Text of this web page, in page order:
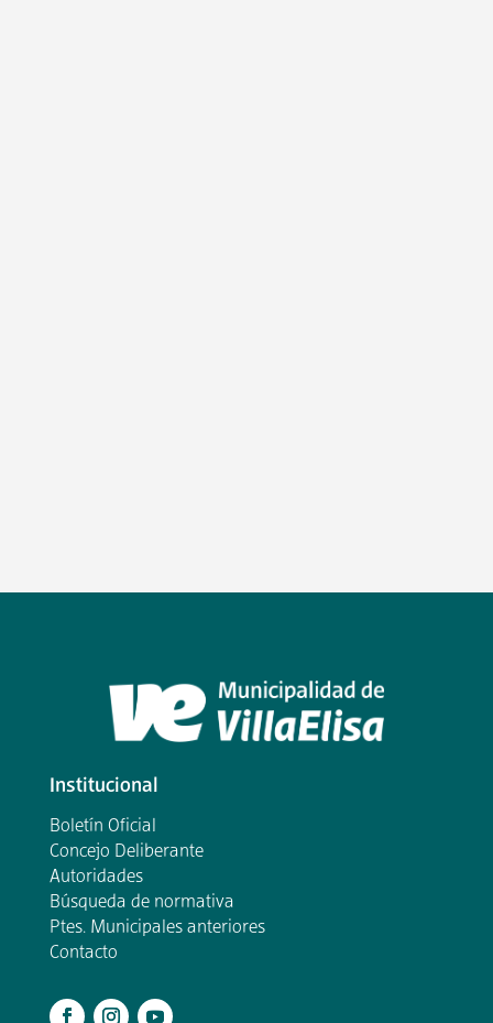
Institucional
Boletín Oficial
Concejo Deliberante
Autoridades
Búsqueda de normativa
Ptes. Municipales anteriores
Contacto